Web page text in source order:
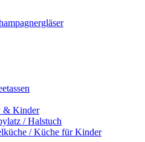
& Kinder
/ Halstuch
/ Küche für Kinder